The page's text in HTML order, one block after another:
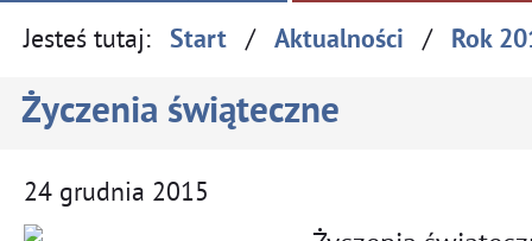
Jesteś tutaj: Start / Aktualności / Rok
Życzenia świąteczne
24 grudnia 2015